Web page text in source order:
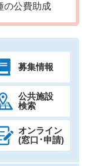
の公費助成
募集情報
公共施設
検索
オンライン
(窓口･申請)